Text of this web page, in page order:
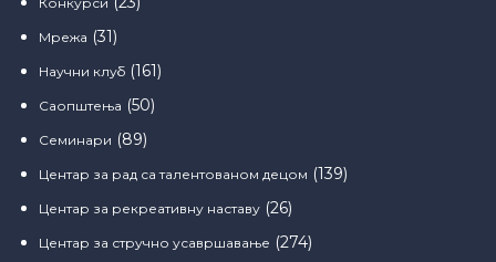
Мрежа (31)
Научни клуб (161)
Саопштења (50)
Семинари (89)
Центар за рад са талентованом децом (139)
Центар за рекреативну наставу (26)
Центар за стручно усавршавање (274)